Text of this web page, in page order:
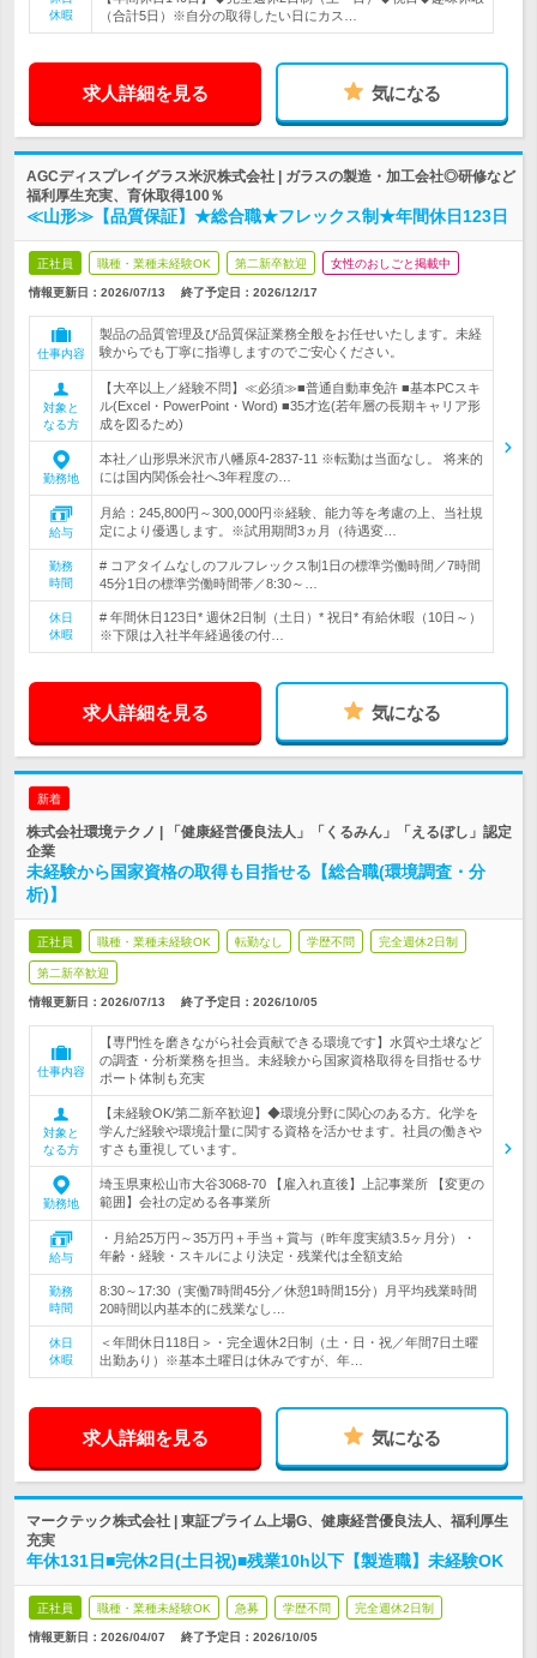
休暇
（合計5日）※自分の取得したい日にカス…
求人詳細を見る 気になる
AGCディスプレイグラス米沢株式会社 | ガラスの製造・加工会社◎研修など
福利厚生充実、育休取得100％
≪山形≫【品質保証】★総合職★フレックス制★年間休日123日
正社員 職種・業種未経験OK 第二新卒歓迎 女性のおしごと掲載中
情報更新日：2026/07/13 終了予定日： 2026/12/17
仕事内容
製品の品質管理及び品質保証業務全般をお任せいたします。未経
験からでも丁寧に指導しますのでご安心ください。
対象と
なる方
【大卒以上／経験不問】≪必須≫■普通自動車免許 ■基本PCスキ
ル(Excel・PowerPoint・Word) ■35才迄(若年層の長期キャリア形
成を図るため)
勤務地
本社／山形県米沢市八幡原4-2837-11 ※転勤は当面なし。 将来的
には国内関係会社へ3年程度の…
給与
月給：245,800円～300,000円※経験、能力等を考慮の上、当社規
定により優遇します。※試用期間3ヵ月（待遇変…
勤務
時間
# コアタイムなしのフルフレックス制1日の標準労働時間／7時間
45分1日の標準労働時間帯／8:30～…
休日
休暇
# 年間休日123日* 週休2日制（土日）* 祝日* 有給休暇（10日～）
※下限は入社半年経過後の付…
求人詳細を見る 気になる
新着
株式会社環境テクノ | 「健康経営優良法人」「くるみん」「えるぼし」認定
企業
未経験から国家資格の取得も目指せる【総合職(環境調査・分
析)】
正社員 職種・業種未経験OK 転勤なし 学歴不問 完全週休2日制
第二新卒歓迎
情報更新日：2026/07/13 終了予定日： 2026/10/05
仕事内容
【専門性を磨きながら社会貢献できる環境です】水質や土壌など
の調査・分析業務を担当。未経験から国家資格取得を目指せるサ
ポート体制も充実
対象と
なる方
【未経験OK/第二新卒歓迎】◆環境分野に関心のある方。化学を
学んだ経験や環境計量に関する資格を活かせます。社員の働きや
すさも重視しています。
勤務地
埼玉県東松山市大谷3068-70 【雇入れ直後】上記事業所 【変更の
範囲】会社の定める各事業所
給与
・月給25万円～35万円＋手当＋賞与（昨年度実績3.5ヶ月分）・
年齢・経験・スキルにより決定・残業代は全額支給
勤務
時間
8:30～17:30（実働7時間45分／休憩1時間15分）月平均残業時間
20時間以内基本的に残業なし…
休日
休暇
＜年間休日118日＞・完全週休2日制（土・日・祝／年間7日土曜
出勤あり）※基本土曜日は休みですが、年…
求人詳細を見る 気になる
マークテック株式会社 | 東証プライム上場G、健康経営優良法人、福利厚生
充実
年休131日■完休2日(土日祝)■残業10h以下【製造職】未経験OK
正社員 職種・業種未経験OK 急募 学歴不問 完全週休2日制
情報更新日：2026/04/07 終了予定日： 2026/10/05